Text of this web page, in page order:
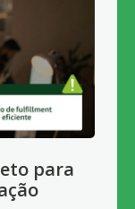
para